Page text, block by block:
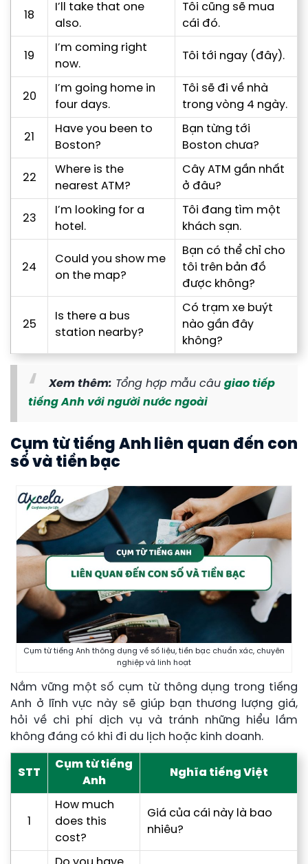
18
I’ll take that one
also.
Tôi cũng sẽ mua
cái đó.
19
I’m coming right
now.
Tôi tới ngay (đây).
20
I’m going home in
four days.
Tôi sẽ đi về nhà
trong vòng 4 ngày.
21
Have you been to
Boston?
Bạn từng tới
Boston chưa?
22
Where is the
nearest ATM?
Cây ATM gần nhất
ở đâu?
23
I’m looking for a
hotel.
Tôi đang tìm một
khách sạn.
24
Could you show me
on the map?
Bạn có thể chỉ cho
tôi trên bản đồ
được không?
25
Is there a bus
station nearby?
Có trạm xe buýt
nào gần đây
không?
Xem thêm: Tổng hợp mẫu câu giao tiếp
tiếng Anh với người nước ngoài
Cụm từ tiếng Anh liên quan đến con
số và tiền bạc
Cụm từ tiếng Anh thông dụng về số liệu, tiền bạc chuẩn xác, chuyên
nghiệp và linh hoạt
Nắm vững một số cụm từ thông dụng trong tiếng
Anh ở lĩnh vực này sẽ giúp bạn thương lượng giá,
hỏi về chi phí dịch vụ và tránh những hiểu lầm
không đáng có khi đi du lịch hoặc kinh doanh.
STT
Cụm từ tiếng
Anh
Nghĩa tiếng Việt
1
How much
does this
cost?
Giá của cái này là bao
nhiêu?